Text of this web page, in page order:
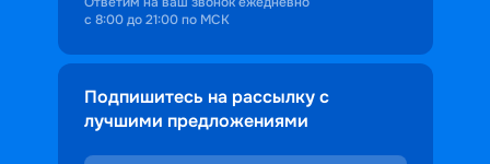
с 8:00 до 21:00 по МСК
Подпишитесь на рассылку с
лучшими предложениями